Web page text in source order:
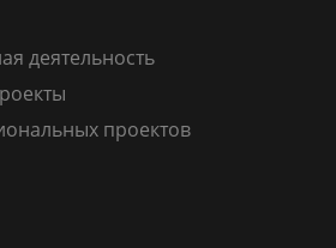
деятельность
проектов